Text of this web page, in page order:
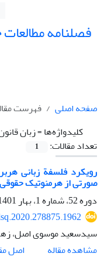
فصلنامه
صفحه اصلی
فهرست
کلیدواژه‌ها =زبان
تعداد مقالات:
1
رویکرد فلسفة زبانی
صورتی از هرمنوتیک حقوقی
دوره 52، شماره 1، بهار 1401، صفحه
سیدسعید موسوی اصل،
مشاهده مقاله
اصل